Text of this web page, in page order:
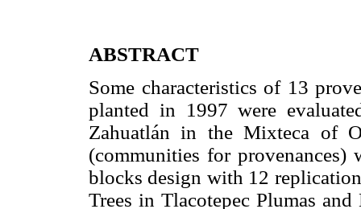
ABSTRACT
Some characteristics of 13
planted in 1997 were
Zahuatlán in the Mixteca of
(communities for provenances)
blocks design with 12
Trees in Tlacotepec Plumas